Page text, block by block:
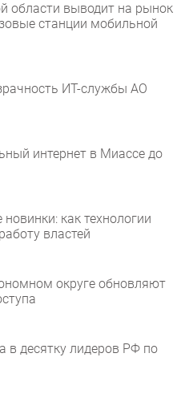
области выводит на рынок
станции мобильной
ИТ-службы АО
интернет в Миассе до
как технологии
властей
округе обновляют
в десятку лидеров РФ по